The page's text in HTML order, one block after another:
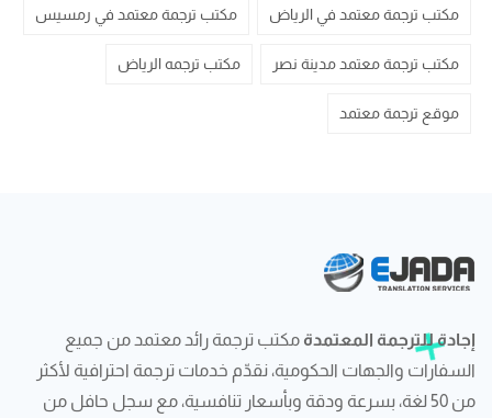
مكتب ترجمة معتمد في الرياض مكتب ترجمة معتمد في رمسيس
مكتب ترجمة معتمد مدينة نصر مكتب ترجمه الرياض
موقع ترجمة معتمد
إجادة للترجمة المعتمدة مكتب ترجمة رائد معتمد من جميع
السفارات والجهات الحكومية، نقدّم خدمات ترجمة احترافية لأكثر
من 50 لغة، بسرعة ودقة وبأسعار تنافسية، مع سجل حافل من